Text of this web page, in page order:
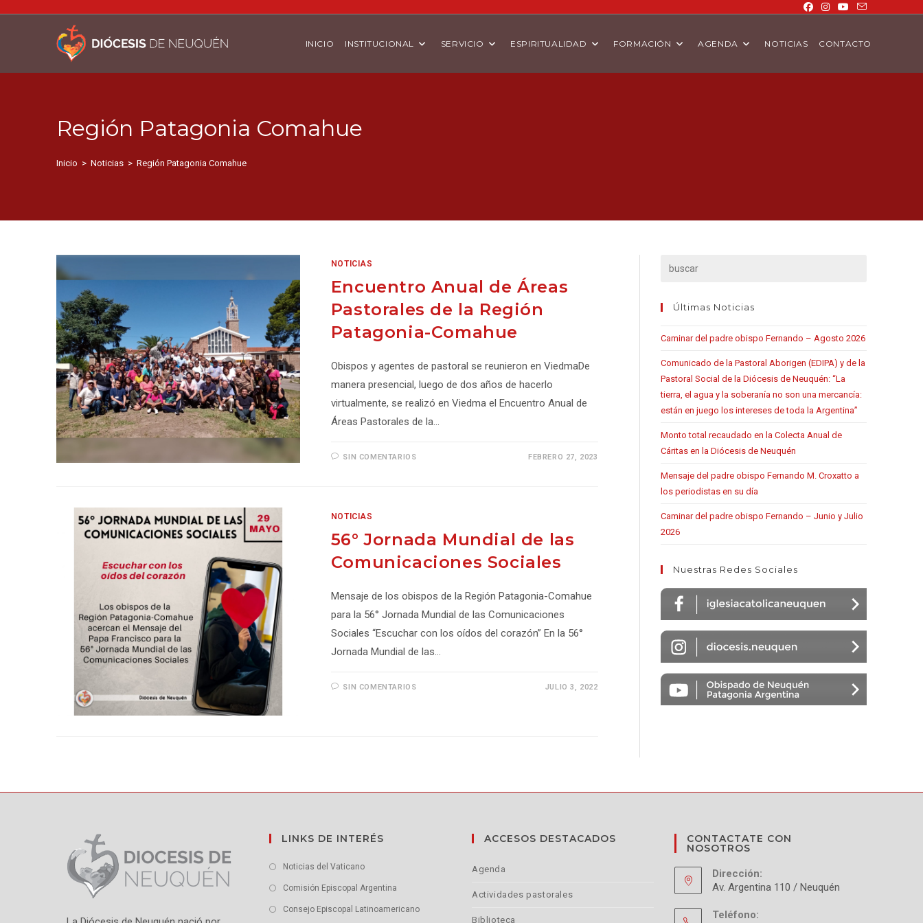
INICIO INSTITUCIONAL SERVICIO ESPIRITUALIDAD FORMACIÓN AGENDA NOTICIAS CONTACTO
Región Patagonia Comahue
Inicio > Noticias > Región Patagonia Comahue
NOTICIAS
Encuentro Anual de Áreas
Pastorales de la Región
Patagonia-Comahue
Obispos y agentes de pastoral se reunieron en ViedmaDe
manera presencial, luego de dos años de hacerlo
virtualmente, se realizó en Viedma el Encuentro Anual de
Áreas Pastorales de la…
SIN COMENTARIOS FEBRERO 27, 2023
NOTICIAS
56° Jornada Mundial de las
Comunicaciones Sociales
Mensaje de los obispos de la Región Patagonia-Comahue
para la 56° Jornada Mundial de las Comunicaciones
Sociales “Escuchar con los oídos del corazón” En la 56°
Jornada Mundial de las…
SIN COMENTARIOS JULIO 3, 2022
Últimas Noticias
Caminar del padre obispo Fernando – Agosto 2026
Comunicado de la Pastoral Aborigen (EDIPA) y de la
Pastoral Social de la Diócesis de Neuquén: “La
tierra, el agua y la soberanía no son una mercancía:
están en juego los intereses de toda la Argentina”
Monto total recaudado en la Colecta Anual de
Cáritas en la Diócesis de Neuquén
Mensaje del padre obispo Fernando M. Croxatto a
los periodistas en su día
Caminar del padre obispo Fernando – Junio y Julio
2026
Nuestras Redes Sociales
LINKS DE INTERÉS
Noticias del Vaticano
Comisión Episcopal Argentina
Consejo Episcopal Latinoamericano
ACCESOS DESTACADOS
Agenda
Actividades pastorales
Biblioteca
CONTACTATE CON
NOSOTROS
Dirección:
Av. Argentina 110 / Neuquén
Teléfono: